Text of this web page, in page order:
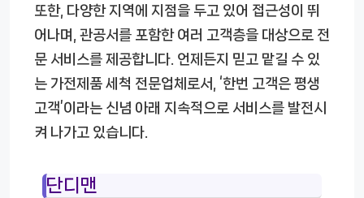
또한, 다양한 지역에 지점을 두고 있어 접근성이 뛰
어나며, 관공서를 포함한 여러 고객층을 대상으로 전
문 서비스를 제공합니다. 언제든지 믿고 맡길 수 있
는 가전제품 세척 전문업체로서, ‘한번 고객은 평생
고객’이라는 신념 아래 지속적으로 서비스를 발전시
켜 나가고 있습니다.
단디맨